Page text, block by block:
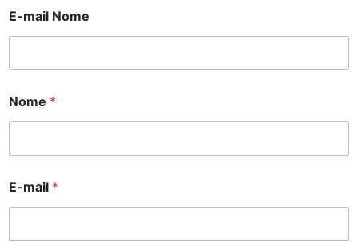
E-mail Nome
Nome *
E-mail *